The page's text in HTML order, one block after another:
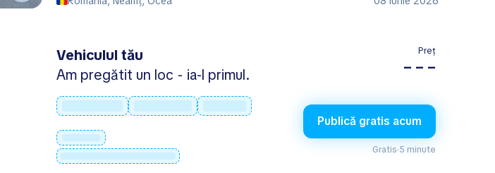
Vehiculul tău
Am pregătit un loc - ia-l primul.
Preț
– – –
Publică gratis acum
Gratis·5 minute